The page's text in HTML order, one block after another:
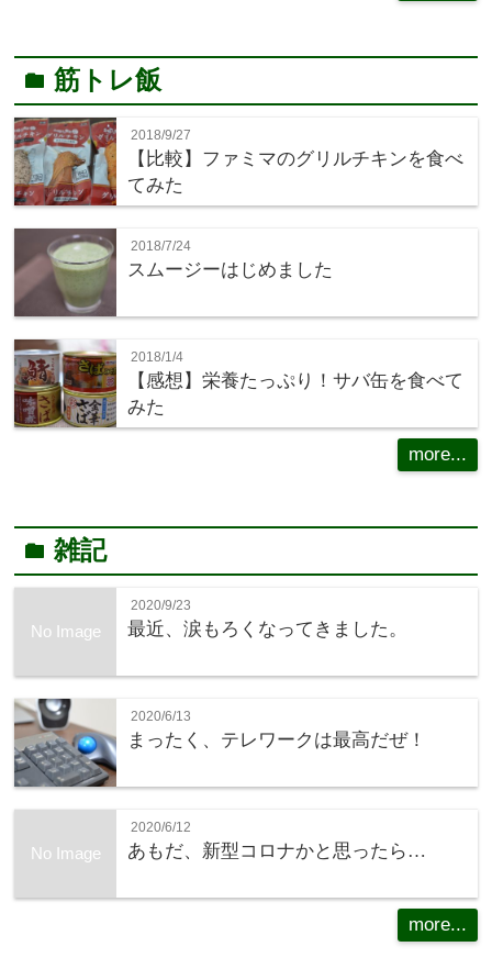
folder筋トレ飯
2018/9/27
【比較】ファミマのグリルチキンを食べ
てみた
2018/7/24
スムージーはじめました
2018/1/4
【感想】栄養たっぷり！サバ缶を食べて
みた
more...
folder雑記
No Image
2020/9/23
最近、涙もろくなってきました。
2020/6/13
まったく、テレワークは最高だぜ！
No Image
2020/6/12
あもだ、新型コロナかと思ったら…
more...